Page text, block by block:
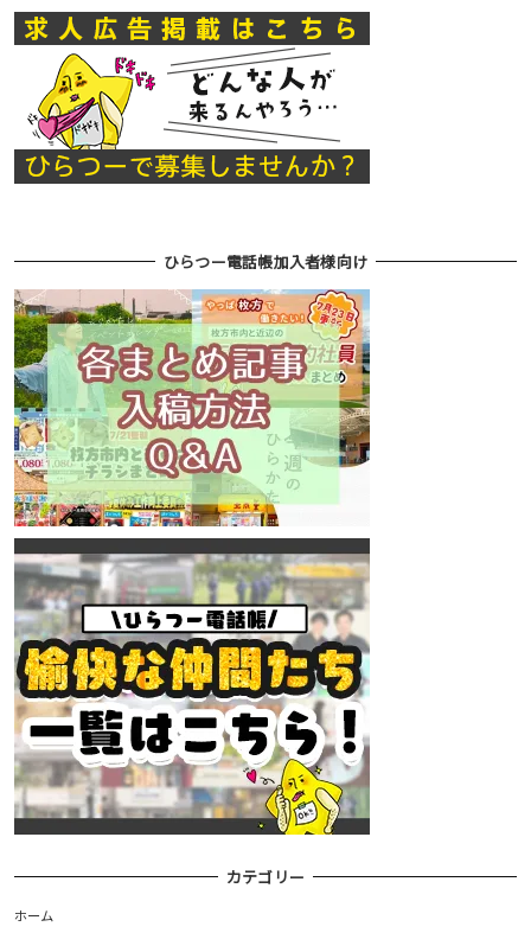
ひらつー電話帳加入者様向け
カテゴリー
ホーム